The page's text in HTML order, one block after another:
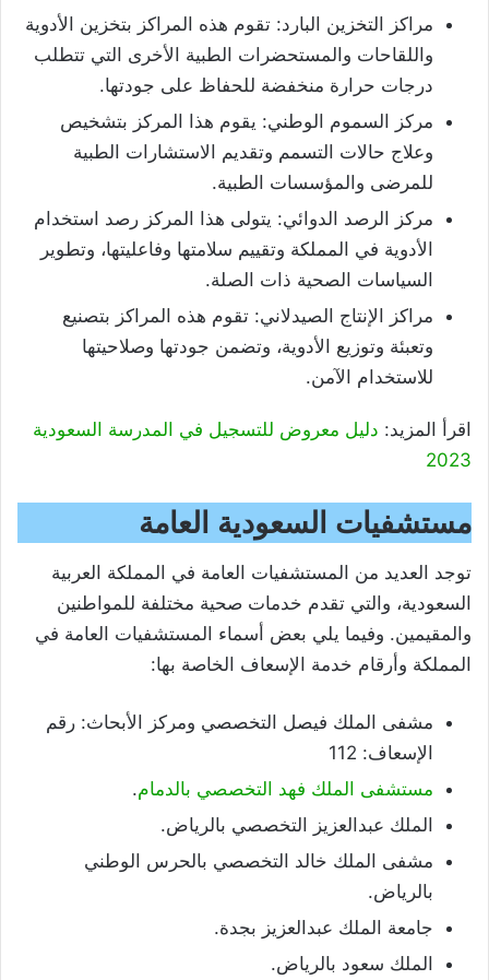
مراكز التخزين البارد: تقوم هذه المراكز بتخزين الأدوية
واللقاحات والمستحضرات الطبية الأخرى التي تتطلب
درجات حرارة منخفضة للحفاظ على جودتها.
مركز السموم الوطني: يقوم هذا المركز بتشخيص
وعلاج حالات التسمم وتقديم الاستشارات الطبية
للمرضى والمؤسسات الطبية.
مركز الرصد الدوائي: يتولى هذا المركز رصد استخدام
الأدوية في المملكة وتقييم سلامتها وفاعليتها، وتطوير
السياسات الصحية ذات الصلة.
مراكز الإنتاج الصيدلاني: تقوم هذه المراكز بتصنيع
وتعبئة وتوزيع الأدوية، وتضمن جودتها وصلاحيتها
للاستخدام الآمن.
اقرأ المزيد: دليل معروض للتسجيل في المدرسة السعودية
2023
مستشفيات السعودية العامة
توجد العديد من المستشفيات العامة في المملكة العربية
السعودية، والتي تقدم خدمات صحية مختلفة للمواطنين
والمقيمين. وفيما يلي بعض أسماء المستشفيات العامة في
المملكة وأرقام خدمة الإسعاف الخاصة بها:
مشفى الملك فيصل التخصصي ومركز الأبحاث: رقم
الإسعاف: 112
مستشفى الملك فهد التخصصي بالدمام.
الملك عبدالعزيز التخصصي بالرياض.
مشفى الملك خالد التخصصي بالحرس الوطني
بالرياض.
جامعة الملك عبدالعزيز بجدة.
الملك سعود بالرياض.